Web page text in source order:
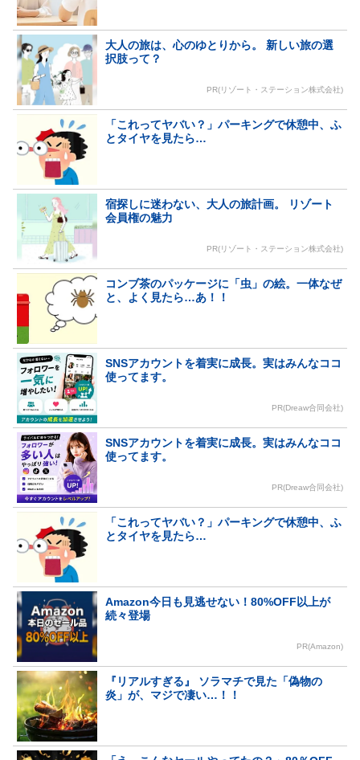
大人の旅は、心のゆとりから。 新しい旅の選
択肢って？
PR(リゾート・ステーション株式会社)
「これってヤバい？」パーキングで休憩中、ふ
とタイヤを見たら…
宿探しに迷わない、大人の旅計画。 リゾート
会員権の魅力
PR(リゾート・ステーション株式会社)
コンブ茶のパッケージに「虫」の絵。一体なぜ
と、よく見たら…あ！！
SNSアカウントを着実に成長。実はみんなココ
使ってます。
PR(Dreaw合同会社)
SNSアカウントを着実に成長。実はみんなココ
使ってます。
PR(Dreaw合同会社)
「これってヤバい？」パーキングで休憩中、ふ
とタイヤを見たら…
Amazon今日も見逃せない！80%OFF以上が
続々登場
PR(Amazon)
『リアルすぎる』 ソラマチで見た「偽物の
炎」が、マジで凄い…！！